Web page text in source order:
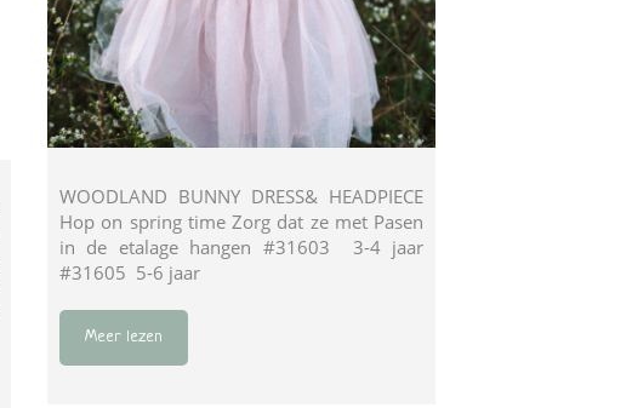
WOODLAND BUNNY DRESS& HEADPIECE
Hop on spring time Zorg dat ze met Pasen
in de etalage hangen #31603 3-4 jaar
#31605 5-6 jaar
Meer lezen